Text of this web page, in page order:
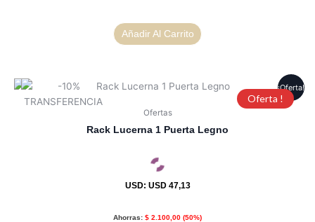
Añadir Al Carrito
¡Oferta!
Oferta !
Ofertas
Rack Lucerna 1 Puerta Legno
USD: USD 47,13
Ahorras: $ 2.100,00 (50%)